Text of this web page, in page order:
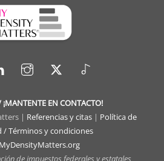
LinkedIn
¡MANTENTE EN CONTACTO!
| Referencias y citas| Política de
/ Términos y condiciones
de impuestos federales y estatales